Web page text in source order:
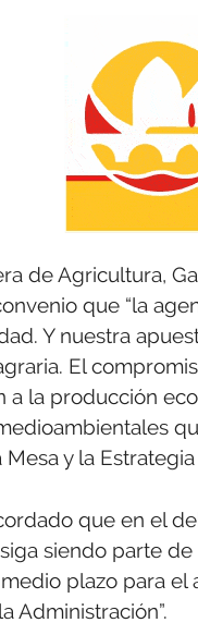
de Agricultura,
que “la
Y nuestra
El
a la producción
Mesa y la
que en el
siendo parte
plazo para
Administración”.